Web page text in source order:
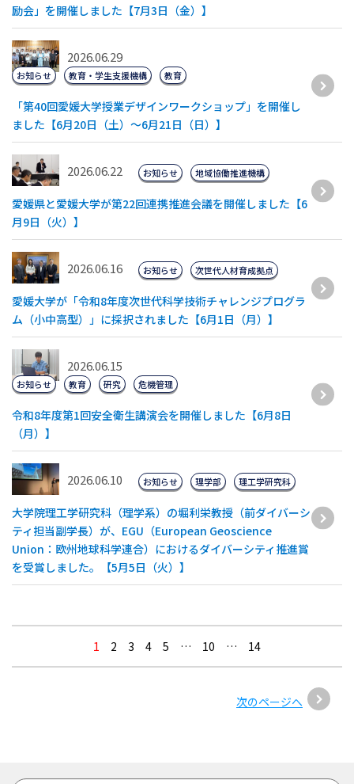
励会」を開催しました【7月3日（金）】
2026.06.29
「第40回愛媛大学授業デザインワークショップ」を開催し
ました【6月20日（土）～6月21日（日）】
お知らせ 教育・学生支援機構 教育
2026.06.22
愛媛県と愛媛大学が第22回連携推進会議を開催しました【6
月9日（火）】
お知らせ 地域協働推進機構
2026.06.16
愛媛大学が「令和8年度次世代科学技術チャレンジプログラ
ム（小中高型）」に採択されました【6月1日（月）】
お知らせ 次世代人材育成拠点
2026.06.15
令和8年度第1回安全衛生講演会を開催しました【6月8日
（月）】
お知らせ 教育 研究 危機管理
2026.06.10
大学院理工学研究科（理学系）の堀利栄教授（前ダイバーシ
ティ担当副学長）が、EGU（European Geoscience
Union：欧州地球科学連合）におけるダイバーシティ推進賞
を受賞しました。【5月5日（火）】
お知らせ 理学部 理工学研究科
1 2 3 4 5 … 10 …
次のページへ
14